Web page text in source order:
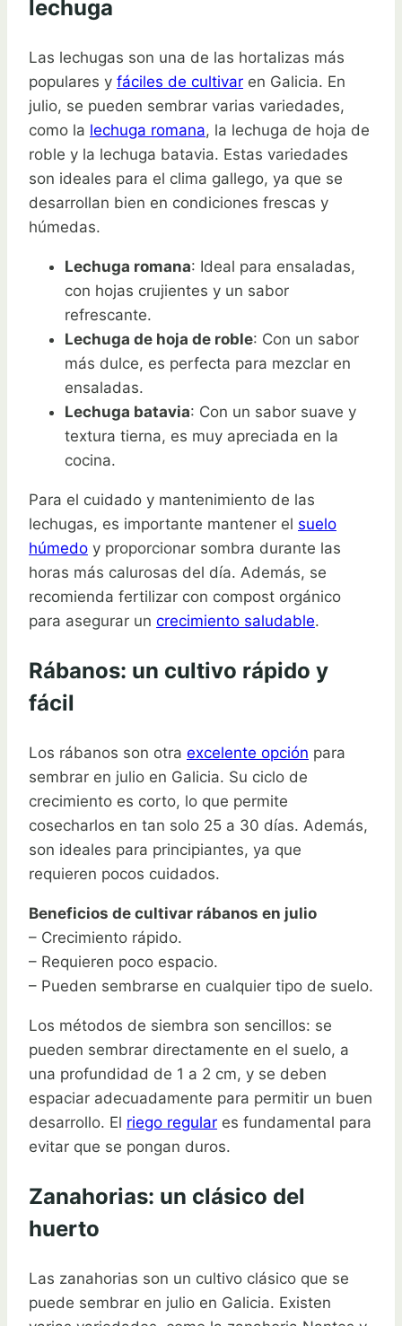
lechuga
Las lechugas son una de las hortalizas más
populares y fáciles de cultivar en Galicia. En
julio, se pueden sembrar varias variedades,
como la lechuga romana, la lechuga de hoja de
roble y la lechuga batavia. Estas variedades
son ideales para el clima gallego, ya que se
desarrollan bien en condiciones frescas y
húmedas.
Lechuga romana: Ideal para ensaladas,
con hojas crujientes y un sabor
refrescante.
Lechuga de hoja de roble: Con un sabor
más dulce, es perfecta para mezclar en
ensaladas.
Lechuga batavia: Con un sabor suave y
textura tierna, es muy apreciada en la
cocina.
Para el cuidado y mantenimiento de las
lechugas, es importante mantener el suelo
húmedo y proporcionar sombra durante las
horas más calurosas del día. Además, se
recomienda fertilizar con compost orgánico
para asegurar un crecimiento saludable.
Rábanos: un cultivo rápido y
fácil
Los rábanos son otra excelente opción para
sembrar en julio en Galicia. Su ciclo de
crecimiento es corto, lo que permite
cosecharlos en tan solo 25 a 30 días. Además,
son ideales para principiantes, ya que
requieren pocos cuidados.
Beneficios de cultivar rábanos en julio
– Crecimiento rápido.
– Requieren poco espacio.
– Pueden sembrarse en cualquier tipo de suelo.
Los métodos de siembra son sencillos: se
pueden sembrar directamente en el suelo, a
una profundidad de 1 a 2 cm, y se deben
espaciar adecuadamente para permitir un buen
desarrollo. El riego regular es fundamental para
evitar que se pongan duros.
Zanahorias: un clásico del
huerto
Las zanahorias son un cultivo clásico que se
puede sembrar en julio en Galicia. Existen